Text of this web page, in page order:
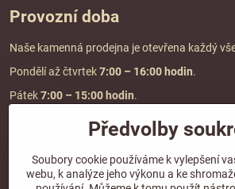
Provozní doba
Naše kamenná prodejna je otevřena každý
Pondělí až čtvrtek7:00 – 16:00 hodin.
Pátek7:00 – 15:00 hodin.
Doprava a platba
DOPRAVA ZDARMA
Předvolby
Soubory cookie používáme k vylepšení
webu, k analýze jeho výkonu a ke